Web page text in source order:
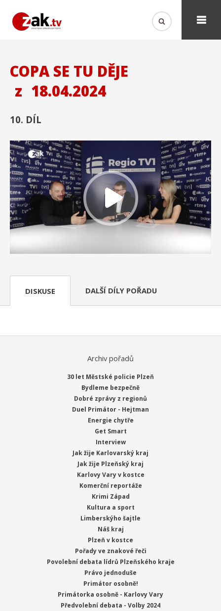
COPA SE TU DĚJE
z 18.04.2024
10. DÍL
DISKUSE DALŠÍ DÍLY POŘADU
Archiv pořadů
30 let Městské policie Plzeň
Bydleme bezpečně
Dobré zprávy z regionů
Duel Primátor - Hejtman
Energie chytře
Get Smart
Interview
Jak žije Karlovarský kraj
Jak žije Plzeňský kraj
Karlovy Vary v kostce
Komerční reportáže
Krimi Západ
Kultura a sport
Limberskýho šajtle
Náš kraj
Plzeň v kostce
Pořady ve znakové řeči
Povolební debata lídrů Plzeňského kraje
Právo jednoduše
Primátor osobně!
Primátorka osobně - Karlovy Vary
Předvolební debata - Volby 2024